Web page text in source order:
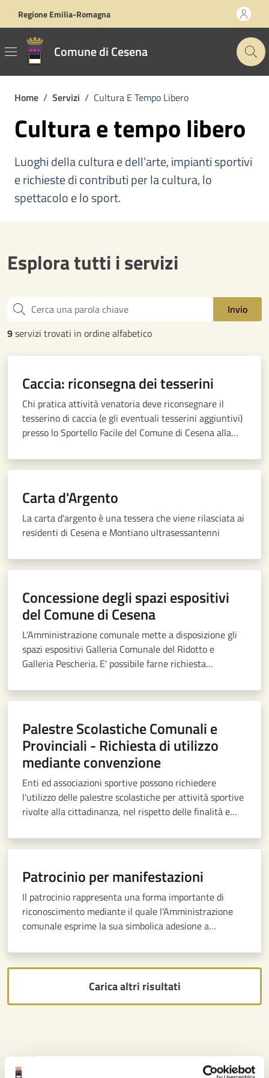
Regione Emilia-Romagna
Comune di Cesena
Home / Servizi / Cultura E Tempo Libero
Cultura e tempo libero
Luoghi della cultura e dell’arte, impianti sportivi
e richieste di contributi per la cultura, lo
spettacolo e lo sport.
Esplora tutti i servizi
Cerca una parola chiave
Invio
9servizi trovati in ordine alfabetico
Caccia: riconsegna dei tesserini
Chi pratica attività venatoria deve riconsegnare il
tesserino di caccia (e gli eventuali tesserini aggiuntivi)
presso lo Sportello Facile del Comune di Cesena alla
marzo di ogni anno.
Carta d'Argento
La carta d'argento è una tessera che viene rilasciata ai
residenti di Cesena e Montiano ultrasessantenni
Concessione degli spazi espositivi
del Comune di Cesena
L’Amministrazione comunale mette a disposizione gli
spazi espositivi Galleria Comunale del Ridotto e
Galleria Pescheria. E' possibile farne richiesta
periodicamente
Palestre Scolastiche Comunali e
Provinciali - Richiesta di utilizzo
mediante convenzione
Enti ed associazioni sportive possono richiedere
l'utilizzo delle palestre scolastiche per attività sportive
rivolte alla cittadinanza, nel rispetto delle finalità e
Patrocinio per manifestazioni
Il patrocinio rappresenta una forma importante di
riconoscimento mediante il quale l'Amministrazione
comunale esprime la sua simbolica adesione a
Carica altri risultati
UFFICI